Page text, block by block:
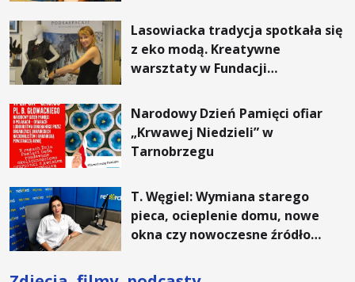
Lasowiacka tradycja spotkała się
z eko modą. Kreatywne
warsztaty w Fundacji
Narodowy Dzień Pamięci ofiar
„Krwawej Niedzieli” w
Tarnobrzegu
T. Węgiel: Wymiana starego
pieca, ocieplenie domu, nowe
okna czy nowoczesne źródło
rachunki za energię, lepszy